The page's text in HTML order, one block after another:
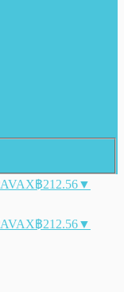
AVAX฿212.56▼
AVAX฿212.56▼